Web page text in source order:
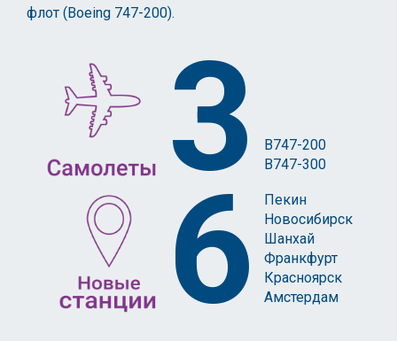
флот (Boeing 747-200).
3
B747-200
B747-300
6
Пекин
Новосибирск
Шанхай
Франкфурт
Красноярск
Амстердам